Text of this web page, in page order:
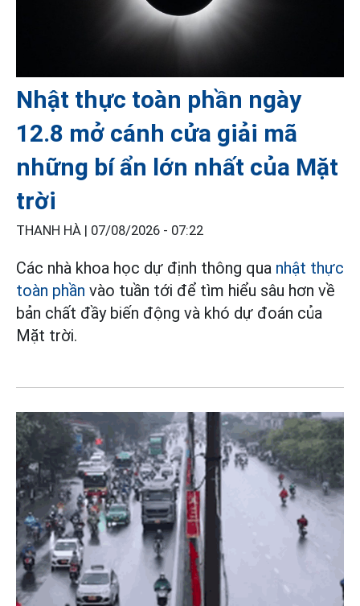
Nhật thực toàn phần ngày
12.8 mở cánh cửa giải mã
những bí ẩn lớn nhất của Mặt
trời
THANH HÀ | 07/08/2026 - 07:22
Các nhà khoa học dự định thông qua nhật thực
toàn phần vào tuần tới để tìm hiểu sâu hơn về
bản chất đầy biến động và khó dự đoán của
Mặt trời.